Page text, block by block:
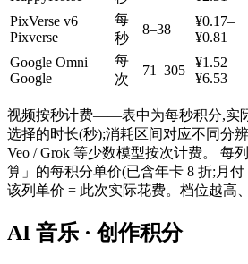
PixVerse v6
Pixverse
每
秒
8–38
¥0.17–
¥0.81
Google Omni
Google
每
次
71–305
¥1.52–
¥6.53
视频按秒计费——表中为每秒积分,实
选择的时长(秒);消耗区间对应不同分辨
Veo / Grok 等少数模型按次计费。 每
算」的每积分单价(已含年卡 8 折;月
该列单价 = 此次实际花费。档位越高
AI 音乐 · 创作积分